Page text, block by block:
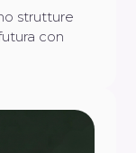
strutture
con